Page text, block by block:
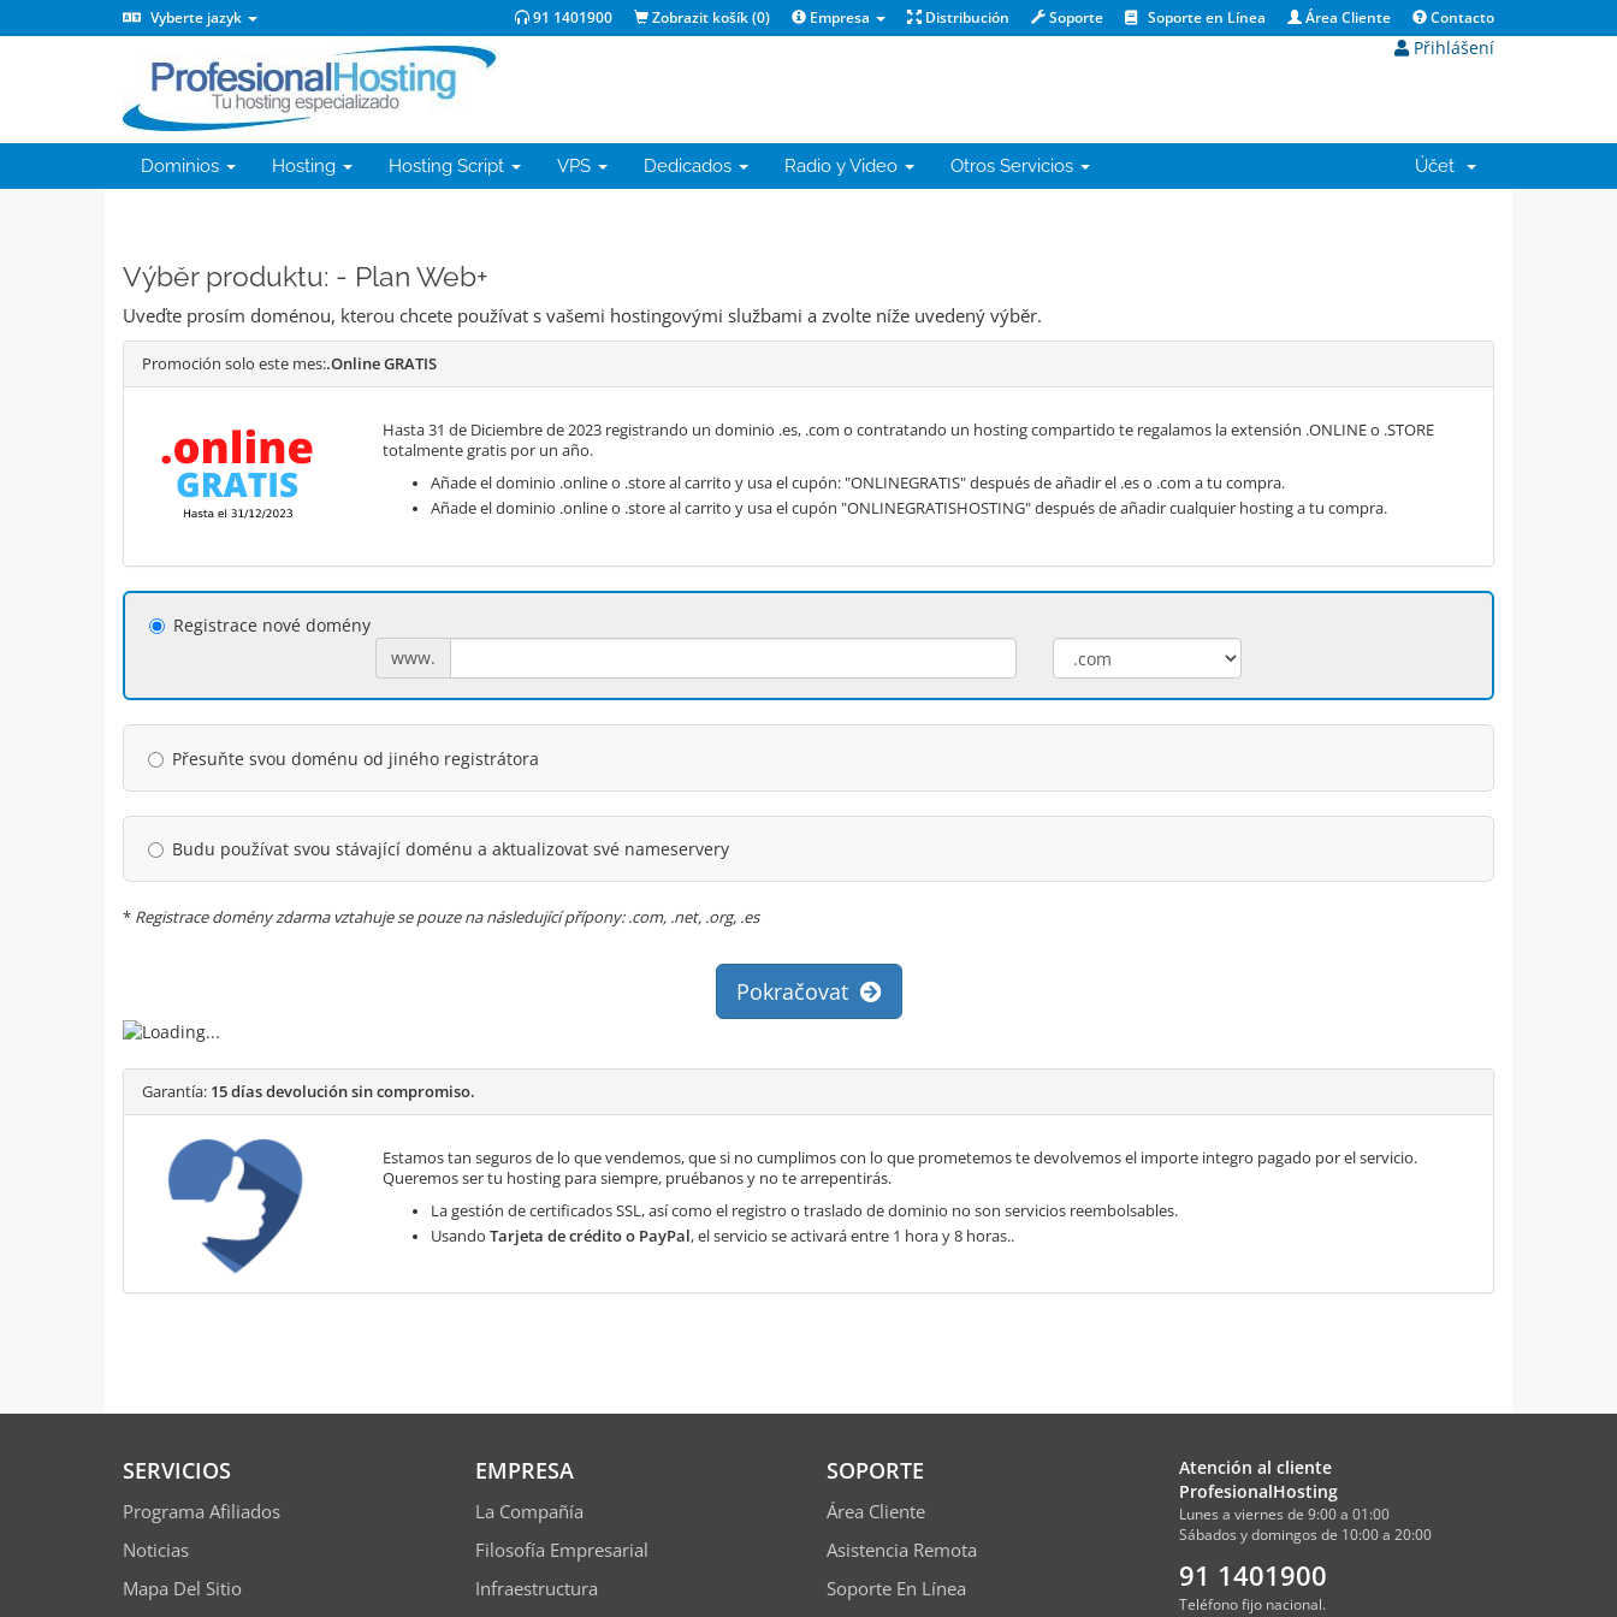
Vyberte jazyk 91 1401900 Zobrazit košík (0) Empresa Distribución Soporte Soporte en Línea Área Cliente Contacto
Přihlášení
Dominios Hosting Hosting Script VPS Dedicados Radio y Video Otros Servicios Účet
Výběr produktu: - Plan Web+
Uveďte prosím doménou, kterou chcete používat s vašemi hostingovými službami a zvolte níže uvedený výběr.
Promoción solo este mes:.Online GRATIS
Hasta 31 de Diciembre de 2023 registrando un dominio .es, .com o contratando un hosting compartido te regalamos la extensión .ONLINE o .STORE
totalmente gratis por un año.
Añade el dominio .online o .store al carrito y usa el cupón: "ONLINEGRATIS" después de añadir el .es o .com a tu compra.
Añade el dominio .online o .store al carrito y usa el cupón "ONLINEGRATISHOSTING" después de añadir cualquier hosting a tu compra.
Registrace nové domény
www.
Přesuňte svou doménu od jiného registrátora
Budu používat svou stávající doménu a aktualizovat své nameservery
* Registrace domény zdarma vztahuje se pouze na následující přípony: .com, .net, .org, .es
Pokračovat
Garantía: 15 días devolución sin compromiso.
Estamos tan seguros de lo que vendemos, que si no cumplimos con lo que prometemos te devolvemos el importe integro pagado por el servicio.
Queremos ser tu hosting para siempre, pruébanos y no te arrepentirás.
La gestión de certificados SSL, así como el registro o traslado de dominio no son servicios reembolsables.
Usando Tarjeta de crédito o PayPal, el servicio se activará entre 1 hora y 8 horas..
SERVICIOS
Programa Afiliados
Noticias
Mapa Del Sitio
EMPRESA
La Compañía
Filosofía Empresarial
Infraestructura
SOPORTE
Área Cliente
Asistencia Remota
Soporte En Línea
Atención al cliente
ProfesionalHosting
Lunes a viernes de 9:00 a 01:00
Sábados y domingos de 10:00 a 20:00
91 1401900
Teléfono fijo nacional.